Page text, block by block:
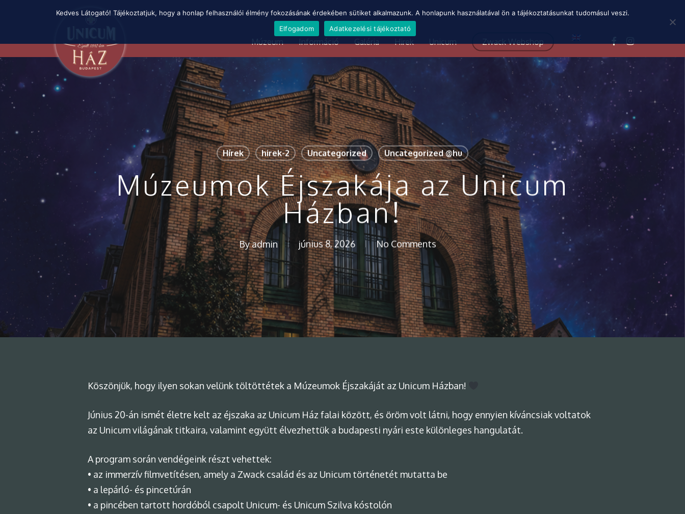
Múzeum Információ Galéria Hirek Unicum Zwack Webshop
Hírek hirek-2 Uncategorized Uncategorized @hu
Múzeumok Éjszakája az Unicum
Házban!
Byadmin június 8, 2026 No Comments
Köszönjük, hogy ilyen sokan velünk töltöttétek a Múzeumok Éjszakáját az Unicum Házban!
Június 20-án ismét életre kelt az éjszaka az Unicum Ház falai között, és öröm volt látni, hogy ennyien kíváncsiak voltatok
az Unicum világának titkaira, valamint együtt élvezhettük a budapesti nyári este különleges hangulatát.
A program során vendégeink részt vehettek:
• az immerzív filmvetítésen, amely a Zwack család és az Unicum történetét mutatta be
• a lepárló- és pincetúrán
• a pincében tartott hordóból csapolt Unicum- és Unicum Szilva kóstolón
Kedves Látogató! Tájékoztatjuk, hogy a honlap felhasználói élmény fokozásának érdekében sütiket alkalmazunk. A honlapunk használatával ön a tájékoztatásunkat tudomásul veszi.
Elfogadom
Adatkezelési tájékoztató